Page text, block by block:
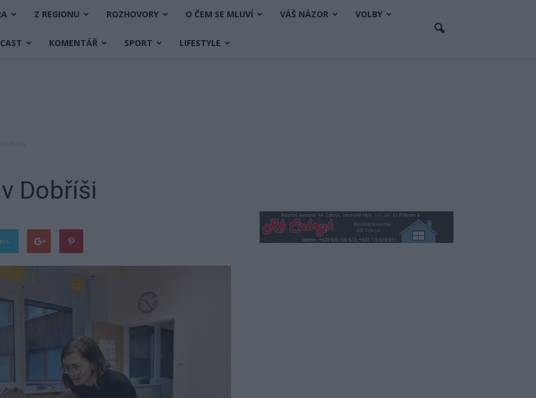
Z REGIONU ROZHOVORY O ČEM SE MLUVÍ VÁŠ NÁZOR VOLBY
KOMENTÁŘ SPORT LIFESTYLE
Dobříši